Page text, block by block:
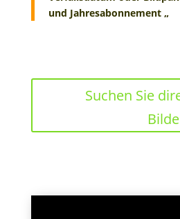
und Jahresabonnement „
Suchen Sie